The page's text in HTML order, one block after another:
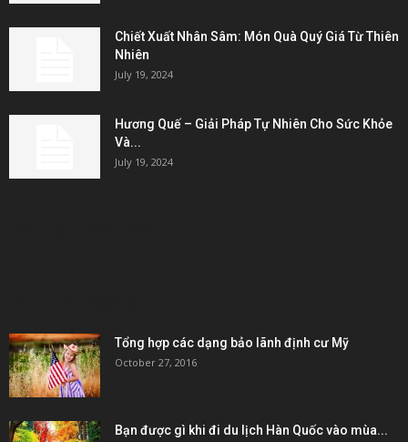
Chiết Xuất Nhân Sâm: Món Quà Quý Giá Từ Thiên
Nhiên
July 19, 2024
Hương Quế – Giải Pháp Tự Nhiên Cho Sức Khỏe
Và...
July 19, 2024
Tổng hợp các dạng bảo lãnh định cư Mỹ
October 27, 2016
Bạn được gì khi đi du lịch Hàn Quốc vào mùa...